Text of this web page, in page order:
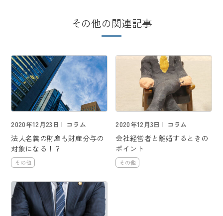
その他の関連記事
2020年12月23日 コラム
法人名義の財産も財産分与の
対象になる！？
その他
2020年12月3日 コラム
会社経営者と離婚するときの
ポイント
その他